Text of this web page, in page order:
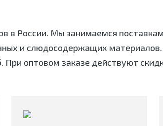
в России. Мы занимаемся
и слюдосодержащих материалов.
При оптовом заказе действуют